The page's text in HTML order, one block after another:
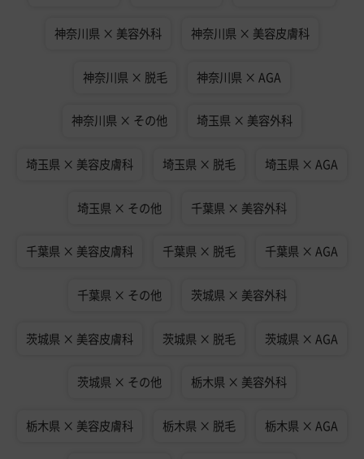
神奈川県 × 美容外科 神奈川県 × 美容皮膚科
神奈川県 × 脱毛 神奈川県 × AGA
神奈川県 × その他 埼玉県 × 美容外科
埼玉県 × 美容皮膚科 埼玉県 × 脱毛 埼玉県 × AGA
埼玉県 × その他 千葉県 × 美容外科
千葉県 × 美容皮膚科 千葉県 × 脱毛 千葉県 × AGA
千葉県 × その他 茨城県 × 美容外科
茨城県 × 美容皮膚科 茨城県 × 脱毛 茨城県 × AGA
茨城県 × その他 栃木県 × 美容外科
栃木県 × 美容皮膚科 栃木県 × 脱毛 栃木県 × AGA